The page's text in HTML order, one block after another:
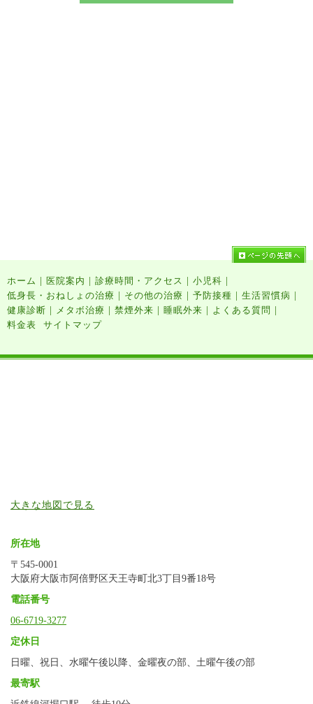
ホーム | 医院案内 | 診療時間・アクセス | 小児科 |
低身長・おねしょの治療 | その他の治療 | 予防接種 | 生活習慣病 |
健康診断 | メタボ治療 | 禁煙外来 | 睡眠外来 | よくある質問 |
料金表 サイトマップ
大きな地図で見る
所在地
〒545-0001
大阪府大阪市阿倍野区天王寺町北3丁目9番18号
電話番号
06-6719-3277
定休日
日曜、祝日、水曜午後以降、金曜夜の部、土曜午後の部
最寄駅